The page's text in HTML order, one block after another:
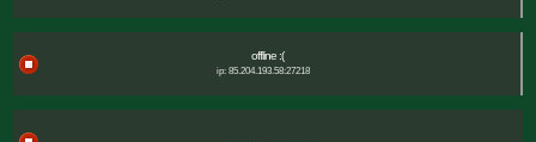
offline :(
ip: 85.204.193.58:27218